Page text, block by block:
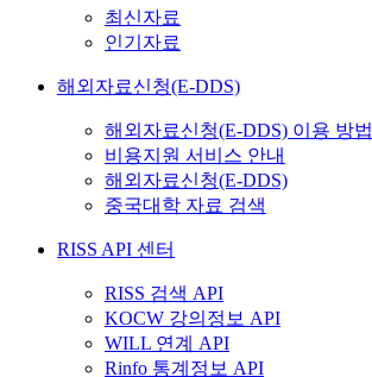
최신자료
인기자료
해외자료신청(E-DDS)
해외자료신청(E-DDS) 이용 방법
비용지원 서비스 안내
해외자료신청(E-DDS)
중국대학 자료 검색
RISS API 센터
RISS 검색 API
KOCW 강의정보 API
WILL 연계 API
Rinfo 통계정보 API